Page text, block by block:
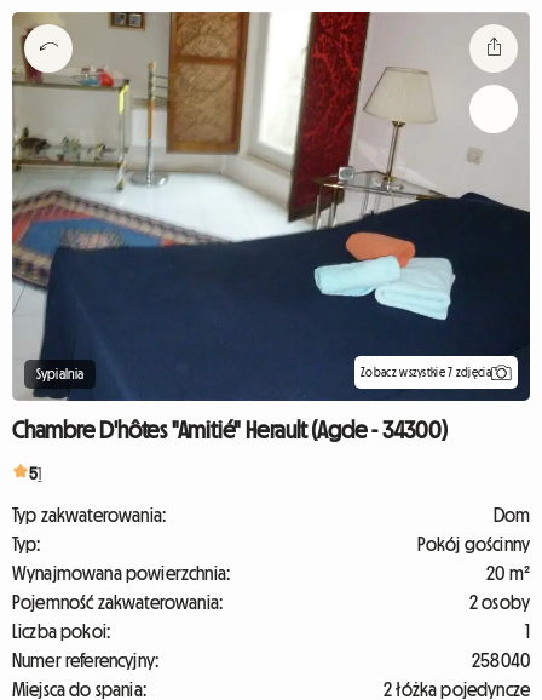
Sypialnia Zobacz wszystkie 7 zdjęcia
Chambre D'hôtes "Amitié" Herault (Agde - 34300)
51
Typ zakwaterowania:
Dom
Typ:
Pokój gościnny
Wynajmowana powierzchnia:
20 m²
Pojemność zakwaterowania:
2 osoby
Liczba pokoi:
1
Numer referencyjny:
258040
Miejsca do spania:
2 łóżka pojedyncze